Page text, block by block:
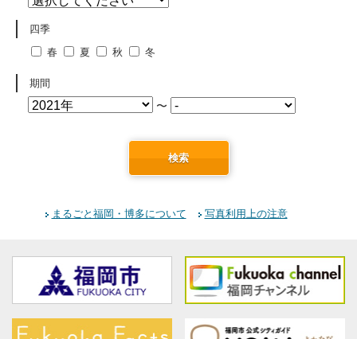
四季
春
夏 秋 冬
期間
〜
検索
まるごと福岡・博多について 写真利用上の注意